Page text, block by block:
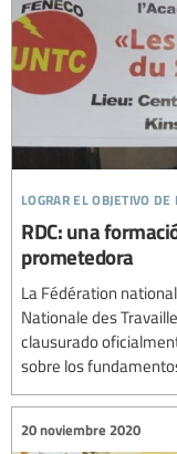
lograr el objetivo
RDC: una
prometedora
La Fédération
Nationale des
clausurado
sobre los
20 noviembre 2020